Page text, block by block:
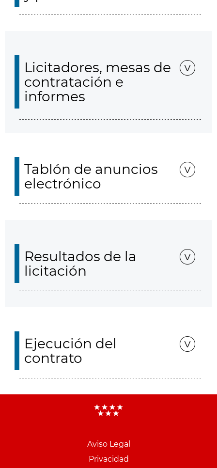
Licitadores, mesas de
contratación e
informes
Tablón de anuncios
electrónico
Resultados de la
licitación
Ejecución del
contrato
Aviso Legal
Privacidad